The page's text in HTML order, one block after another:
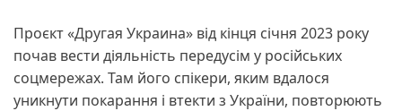
Проєкт «Другая Украина» від кінця січня 2023 року
почав вести діяльність передусім у російських
соцмережах. Там його спікери, яким вдалося
уникнути покарання і втекти з України, повторюють